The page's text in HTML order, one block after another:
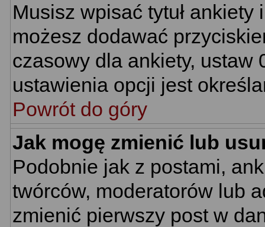
Musisz wpisać tytuł
możesz dodawać
czasowy dla ankiety, ustaw
ustawienia opcji jest
Powrót do góry
Jak mogę zmienić lub
Podobnie jak z postami,
twórców, moderatorów lub
zmienić pierwszy post w